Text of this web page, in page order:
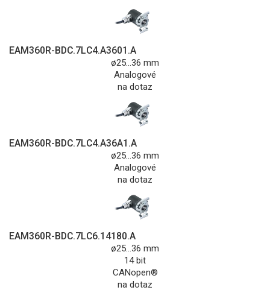
EAM360R-BDC.7LC4.A3601.A
ø25...36 mm
Analogové
na dotaz
EAM360R-BDC.7LC4.A36A1.A
ø25...36 mm
Analogové
na dotaz
EAM360R-BDC.7LC6.14180.A
ø25...36 mm
14 bit
CANopen®
na dotaz